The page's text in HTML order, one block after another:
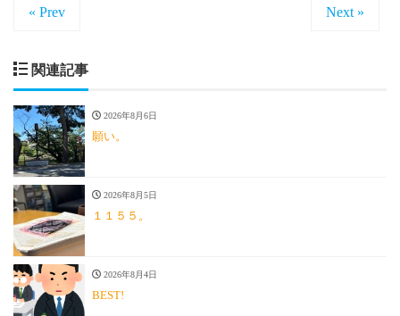
« Prev Next »
関連記事
2026年8月6日
願い。
2026年8月5日
１１５５。
2026年8月4日
BEST!